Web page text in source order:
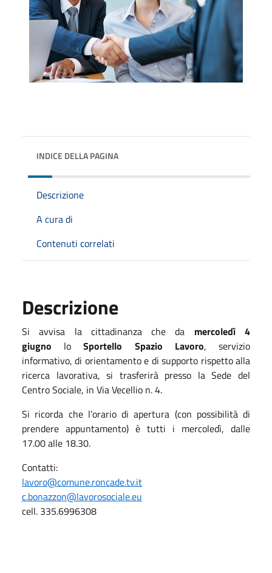
INDICE DELLA PAGINA
Descrizione
A cura di
Contenuti correlati
Descrizione
Si avvisa la cittadinanza che da mercoledì 4
giugno loSportello Spazio Lavoro, servizio
informativo, di orientamento e di supporto rispetto alla
ricerca lavorativa, si trasferirà presso la Sede del
Centro Sociale, in Via Vecellio n. 4.
Si ricorda che l'orario di apertura (con possibilità di
prendere appuntamento) è tutti i mercoledì, dalle
17.00 alle 18.30.
Contatti:
lavoro@comune.roncade.tv.it
c.bonazzon@lavorosociale.eu
cell. 335.6996308